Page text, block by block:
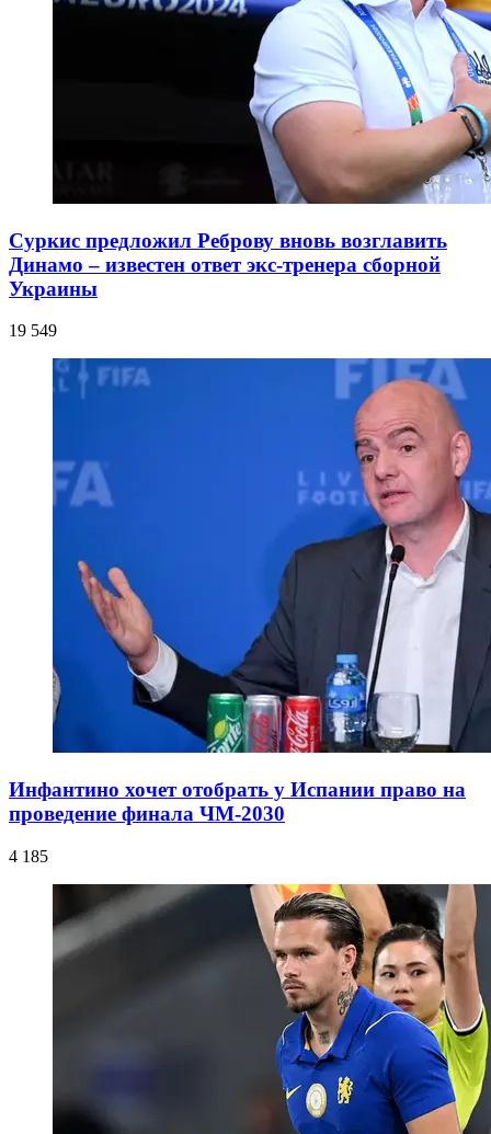
Суркис предложил Реброву вновь возглавить
Динамо – известен ответ экс-тренера сборной
Украины
19 549
Инфантино хочет отобрать у Испании право на
проведение финала ЧМ-2030
4 185